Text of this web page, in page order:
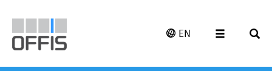
EN